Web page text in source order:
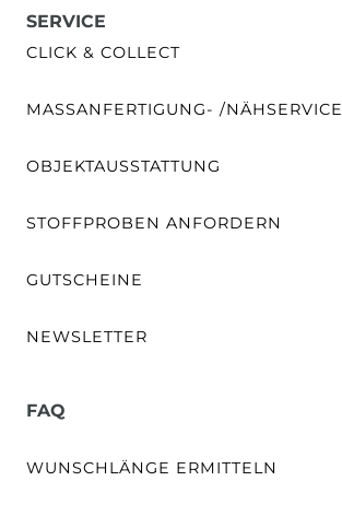
SERVICE
CLICK & COLLECT
MASSANFERTIGUNG- /NÄHSERVICE
OBJEKTAUSSTATTUNG
STOFFPROBEN ANFORDERN
GUTSCHEINE
NEWSLETTER
FAQ
WUNSCHLÄNGE ERMITTELN